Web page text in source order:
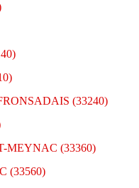
(33240)
MEYNAC (33360)
(33560)